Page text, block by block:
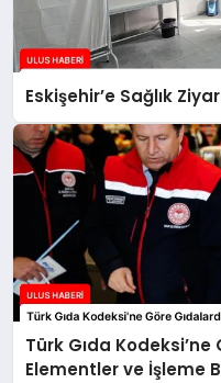
Eskişehir’e Sağlık
Türk Gıda
Elementler ve İşleme